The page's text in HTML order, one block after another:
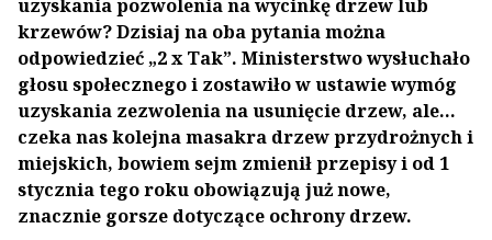
uzyskania pozwolenia na wycinkę drzew lub
krzewów? Dzisiaj na oba pytania można
odpowiedzieć „2 x Tak”. Ministerstwo wysłuchało
głosu społecznego i zostawiło w ustawie wymóg
uzyskania zezwolenia na usunięcie drzew, ale...
czeka nas kolejna masakra drzew przydrożnych i
miejskich, bowiem sejm zmienił przepisy i od 1
stycznia tego roku obowiązują już nowe,
znacznie gorsze dotyczące ochrony drzew.